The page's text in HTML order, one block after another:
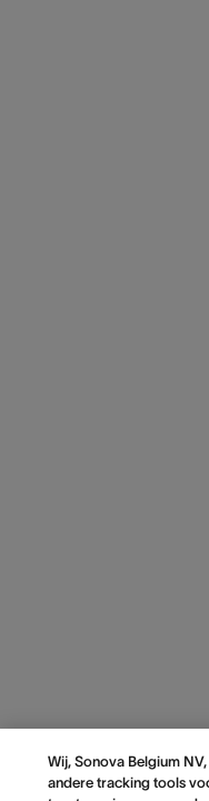
Wij, Sonova Belgium
andere tracking tools